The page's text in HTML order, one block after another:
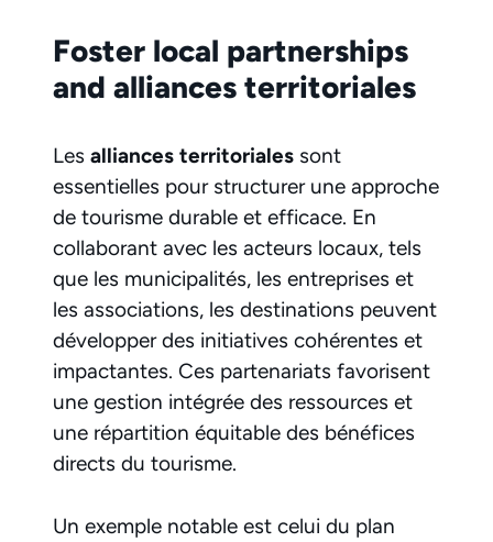
Foster local partnerships
and alliances territoriales
Les alliances territoriales sont
essentielles pour structurer une approche
de tourisme durable et efficace. En
collaborant avec les acteurs locaux, tels
que les municipalités, les entreprises et
les associations, les destinations peuvent
développer des initiatives cohérentes et
impactantes. Ces partenariats favorisent
une gestion intégrée des ressources et
une répartition équitable des bénéfices
directs du tourisme.
Un exemple notable est celui du plan